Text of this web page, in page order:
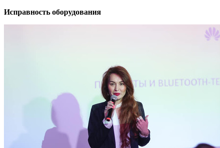
Исправность оборудования